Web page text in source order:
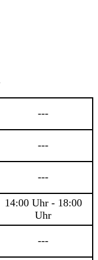
---
---
---
14:00 Uhr - 18:00
Uhr
---